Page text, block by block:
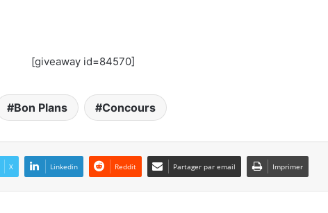
[giveaway id=84570]
Bon Plans Concours
X Linkedin Reddit Partager par email Imprimer